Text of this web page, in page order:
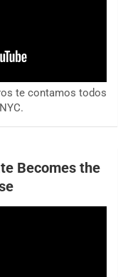
te contamos todos
Becomes the